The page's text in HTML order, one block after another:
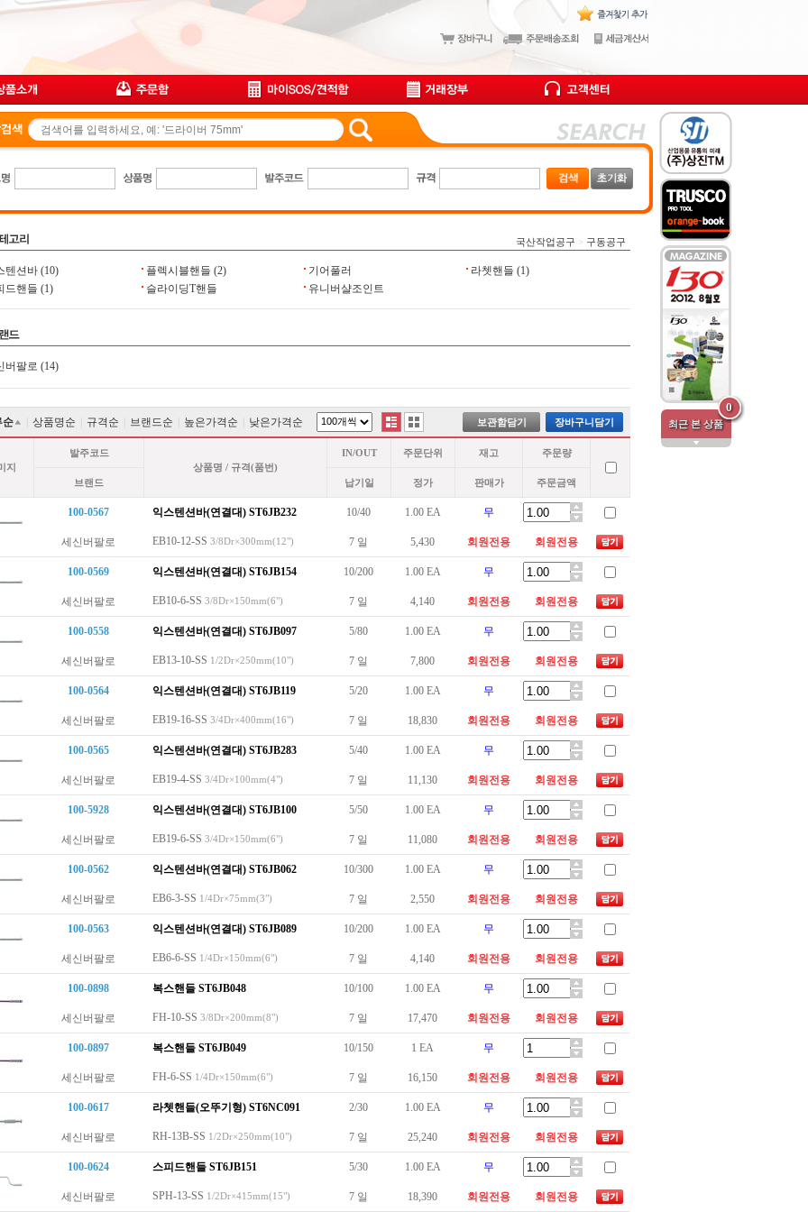
최근 본 상품
0
국산작업공구 > 구동공구
텐션바(10) 플렉시블핸들 (2) 기어풀러 라쳇핸들 (1)
드핸들 (1) 슬라이딩T핸들 유니버샬조인트
버팔로 (14)
순 상품명순 규격순 브랜드순 높은가격순 낮은가격순 보관함담기 장바구니담기
지
발주코드
상품명 / 규격(품번)
IN/OUT 주문단위 재고 주문량
브랜드 납기일 정가 판매가 주문금액
100-0567 익스텐션바(연결대) ST6JB232 10/40 1.00 EA 무
세신버팔로 EB10-12-SS 3/8Dr×300mm(12") 7 일 5,430 회원전용 회원전용
100-0569 익스텐션바(연결대) ST6JB154 10/200 1.00 EA 무
세신버팔로 EB10-6-SS 3/8Dr×150mm(6") 7 일 4,140 회원전용 회원전용
100-0558 익스텐션바(연결대) ST6JB097 5/80 1.00 EA 무
세신버팔로 EB13-10-SS 1/2Dr×250mm(10") 7 일 7,800 회원전용 회원전용
100-0564 익스텐션바(연결대) ST6JB119 5/20 1.00 EA 무
세신버팔로 EB19-16-SS 3/4Dr×400mm(16") 7 일 18,830 회원전용 회원전용
100-0565 익스텐션바(연결대) ST6JB283 5/40 1.00 EA 무
세신버팔로 EB19-4-SS 3/4Dr×100mm(4") 7 일 11,130 회원전용 회원전용
100-5928 익스텐션바(연결대) ST6JB100 5/50 1.00 EA 무
세신버팔로 EB19-6-SS 3/4Dr×150mm(6") 7 일 11,080 회원전용 회원전용
100-0562 익스텐션바(연결대) ST6JB062 10/300 1.00 EA 무
세신버팔로 EB6-3-SS 1/4Dr×75mm(3") 7 일 2,550 회원전용 회원전용
100-0563 익스텐션바(연결대) ST6JB089 10/200 1.00 EA 무
세신버팔로 EB6-6-SS 1/4Dr×150mm(6") 7 일 4,140 회원전용 회원전용
100-0898 복스핸들 ST6JB048 10/100 1.00 EA 무
세신버팔로 FH-10-SS 3/8Dr×200mm(8") 7 일 17,470 회원전용 회원전용
100-0897 복스핸들 ST6JB049 10/150 1 EA 무
세신버팔로 FH-6-SS 1/4Dr×150mm(6") 7 일 16,150 회원전용 회원전용
100-0617 라쳇핸들(오뚜기형) ST6NC091 2/30 1.00 EA 무
세신버팔로 RH-13B-SS 1/2Dr×250mm(10") 7 일 25,240 회원전용 회원전용
100-0624 스피드핸들 ST6JB151 5/30 1.00 EA 무
세신버팔로 SPH-13-SS 1/2Dr×415mm(15") 7 일 18,390 회원전용 회원전용